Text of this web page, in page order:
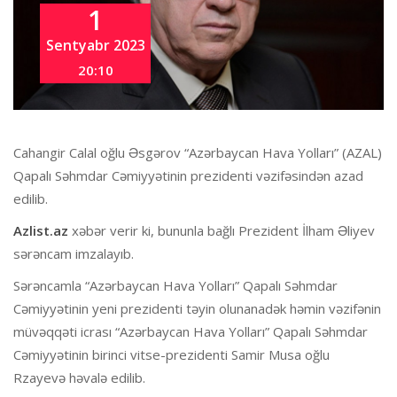
1
Sentyabr 2023
20:10
Cahangir Calal oğlu Əsgərov “Azərbaycan Hava Yolları” (AZAL)
Qapalı Səhmdar Cəmiyyətinin prezidenti vəzifəsindən azad
edilib.
Azlist.az xəbər verir ki, bununla bağlı Prezident İlham Əliyev
sərəncam imzalayıb.
Sərəncamla “Azərbaycan Hava Yolları” Qapalı Səhmdar
Cəmiyyətinin yeni prezidenti təyin olunanadək həmin vəzifənin
müvəqqəti icrası “Azərbaycan Hava Yolları” Qapalı Səhmdar
Cəmiyyətinin birinci vitse-prezidenti Samir Musa oğlu
Rzayevə həvalə edilib.